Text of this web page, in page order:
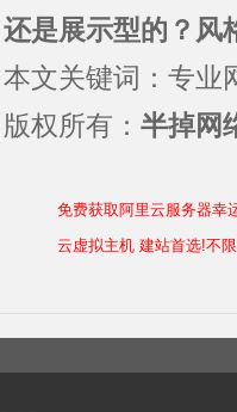
还是展示型的？风
本文关键词：专业
版权所有： 半掉网
免费获取阿里云服务器幸
云虚拟主机 建站首选!不